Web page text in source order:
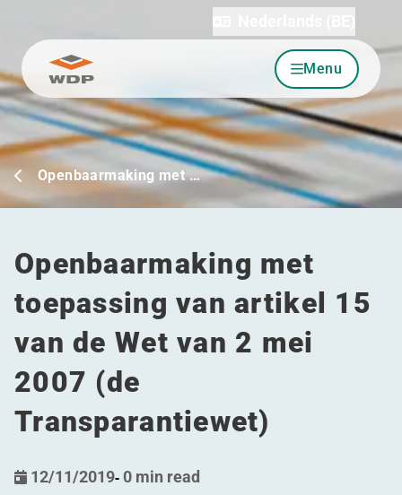
Ga naar inhoud Menu
Openbaarmaking met …
Openbaarmaking met
toepassing van artikel 15
van de Wet van 2 mei
2007 (de
Transparantiewet)
12/11/2019- 0 min read